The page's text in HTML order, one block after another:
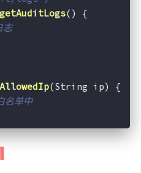
getAuditLogs()
{
志
(String ip)
{
单中